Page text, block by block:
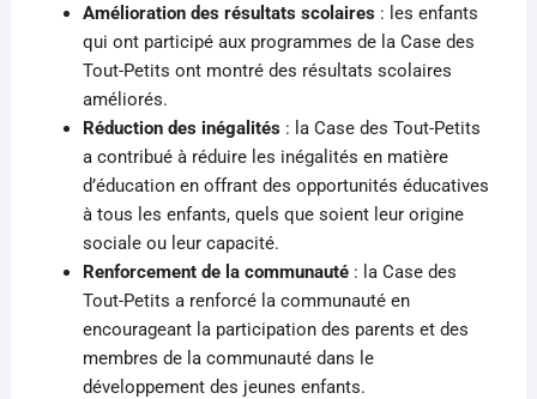
Amélioration des résultats scolaires: les enfants
qui ont participé aux programmes de la Case des
Tout-Petits ont montré des résultats scolaires
améliorés.
Réduction des inégalités: la Case des Tout-Petits
a contribué à réduire les inégalités en matière
d’éducation en offrant des opportunités éducatives
à tous les enfants, quels que soient leur origine
sociale ou leur capacité.
Renforcement de la communauté: la Case des
Tout-Petits a renforcé la communauté en
encourageant la participation des parents et des
membres de la communauté dans le
développement des jeunes enfants.